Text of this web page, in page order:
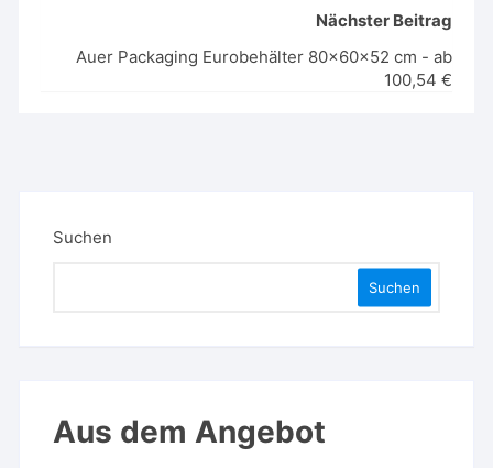
Nächster Beitrag
Auer Packaging Eurobehälter 80x60x52 cm - ab
100,54 €
Suchen
Suchen
Aus dem Angebot